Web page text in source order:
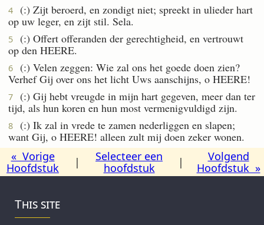
4
(:) Zijt beroerd, en zondigt niet; spreekt in ulieder hart
op uw leger, en zijt stil. Sela.
5
(:) Offert offeranden der gerechtigheid, en vertrouwt
op den HEERE.
6
(:) Velen zeggen: Wie zal ons het goede doen zien?
Verhef Gij over ons het licht Uws aanschijns, o HEERE!
7
(:) Gij hebt vreugde in mijn hart gegeven, meer dan ter
tijd, als hun koren en hun most vermenigvuldigd zijn.
8
(:) Ik zal in vrede te zamen nederliggen en slapen;
want Gij, o HEERE! alleen zult mij doen zeker wonen.
« Vorige
Hoofdstuk
|
Selecteer een
hoofdstuk
|
Volgend
Hoofdstuk »
This site